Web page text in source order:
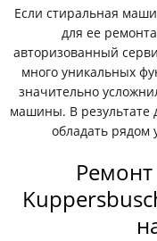
Если стиральная
для ее
авторизованный
много уникальных
значительно
машины. В результате
обладать рядом